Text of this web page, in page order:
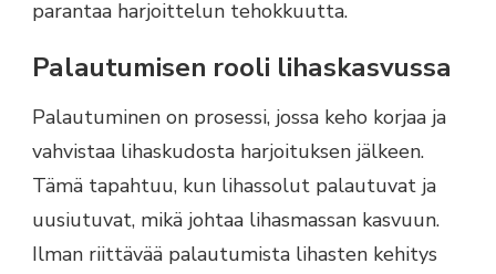
parantaa harjoittelun tehokkuutta.
Palautumisen rooli lihaskasvussa
Palautuminen on prosessi, jossa keho korjaa ja
vahvistaa lihaskudosta harjoituksen jälkeen.
Tämä tapahtuu, kun lihassolut palautuvat ja
uusiutuvat, mikä johtaa lihasmassan kasvuun.
Ilman riittävää palautumista lihasten kehitys